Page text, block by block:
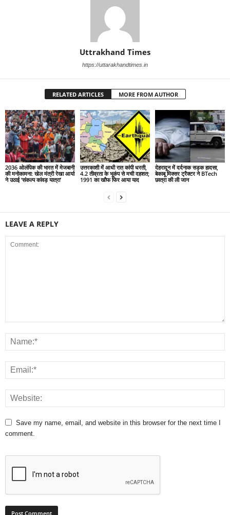
Uttrakhand Times
https://uttarakhandtimes.in
RELATED ARTICLES MORE FROM AUTHOR
2036 ओलंपिक की भारत में मेजबानी
की मनोकामना: खेल मंत्री रेखा आर्या
ने उठाई ‘संकल्प कांवड़ यात्रा’
उत्तरकाशी में आधी रात कांपी धरती,
4.2 तीव्रता के भूकंप से मची दहशत;
1991 का खौफ फिर आया याद
देहरादून में दर्दनाक सड़क हादसा,
बेकाबू मिक्सर ट्रैक्टर ने BTech
छात्रा की ली जान
LEAVE A REPLY
Save my name, email, and website in this browser for the next time I
comment.